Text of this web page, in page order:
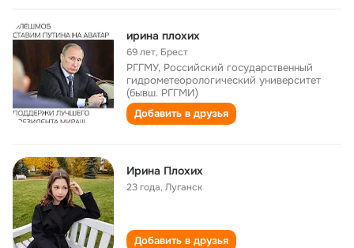
ирина плохих
69 лет, Брест
РГГМУ, Российский государственный
гидрометеорологический университет
(бывш. РГГМИ)
Добавить в друзья
Ирина Плохих
23 года,Луганск
Добавить в друзья